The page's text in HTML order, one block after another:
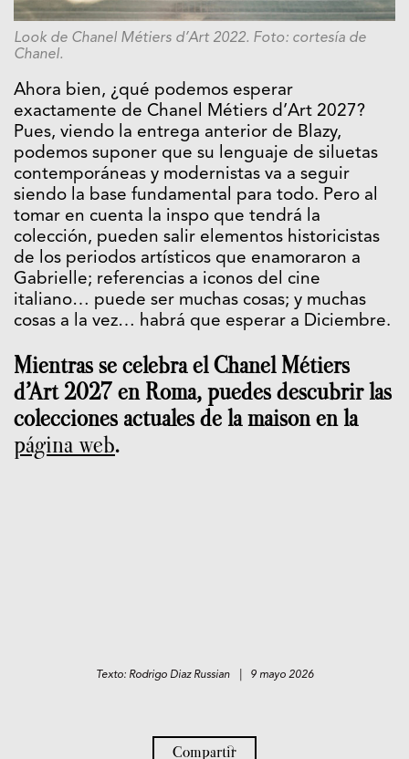
Look de Chanel Métiers d’Art 2022. Foto: cortesía de
Chanel.
Ahora bien, ¿qué podemos esperar
exactamente de Chanel Métiers d’Art 2027?
Pues, viendo la entrega anterior de Blazy,
podemos suponer que su lenguaje de siluetas
contemporáneas y modernistas va a seguir
siendo la base fundamental para todo. Pero al
tomar en cuenta la inspo que tendrá la
colección, pueden salir elementos historicistas
de los periodos artísticos que enamoraron a
Gabrielle; referencias a iconos del cine
italiano… puede ser muchas cosas; y muchas
cosas a la vez… habrá que esperar a Diciembre.
Mientras se celebra el Chanel Métiers
d’Art 2027 en Roma, puedes descubrir las
colecciones actuales de la maison en la
página web.
Texto: Rodrigo Diaz Russian | 9 mayo 2026
Compartir